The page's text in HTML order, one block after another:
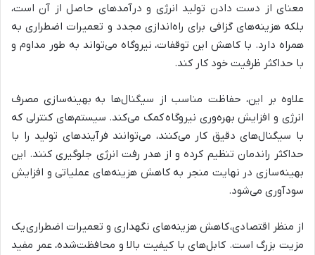
معنای از دست دادن تولید انرژی و درآمدهای حاصل از آن است،
بلکه هزینه‌های گزافی برای راه‌اندازی مجدد و تعمیرات اضطراری به
همراه دارد. با کاهش این توقفات، نیروگاه می‌تواند به طور مداوم و
با حداکثر ظرفیت خود کار کند.
علاوه بر این، حفاظت مناسب از سیگنال‌ها به بهینه‌سازی مصرف
انرژی و افزایش بهره‌وری نیروگاه کمک می‌کند. سیستم‌های کنترلی که
با سیگنال‌های دقیق کار می‌کنند، می‌توانند فرآیندهای تولید را با
حداکثر راندمان تنظیم کرده و از هدر رفت انرژی جلوگیری کنند. این
بهینه‌سازی در نهایت منجر به کاهش هزینه‌های عملیاتی و افزایش
سودآوری می‌شود.
از منظر اقتصادی، کاهش هزینه‌های نگهداری و تعمیرات اضطراری یک
مزیت بزرگ است. کابل‌های با کیفیت بالا و محافظت‌شده، عمر مفید